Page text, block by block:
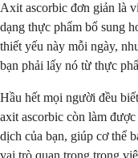
Axit ascorbic đơn giản là
dạng thực phẩm bổ sung
thiết yếu này mỗi ngày,
bạn phải lấy nó từ thực
Hầu hết mọi người đều
axit ascorbic còn làm
dịch của bạn, giúp cơ thể